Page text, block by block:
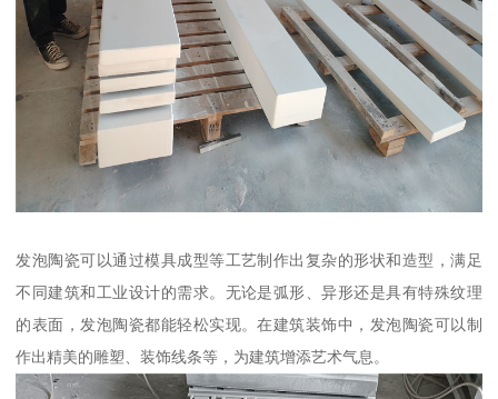
发泡陶瓷可以通过模具成型等工艺制作出复杂的形状和造型，满足
不同建筑和工业设计的需求。无论是弧形、异形还是具有特殊纹理
的表面，发泡陶瓷都能轻松实现。在建筑装饰中，发泡陶瓷可以制
作出精美的雕塑、装饰线条等，为建筑增添艺术气息。